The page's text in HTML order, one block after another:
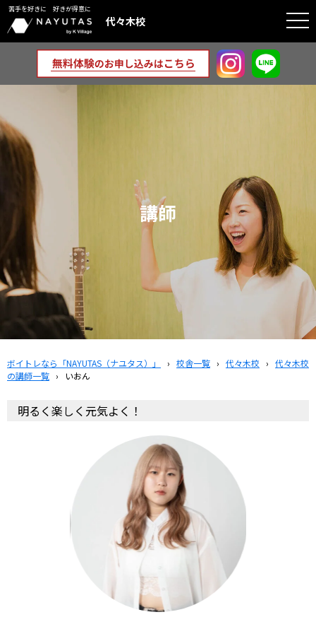
苦手を好きに 好きが得意に
代々木校
講師
ボイトレなら「NAYUTAS（ナユタス）」 › 校舎一覧 › 代々木校 › 代々木校
の講師一覧 › いおん
明るく楽しく元気よく！